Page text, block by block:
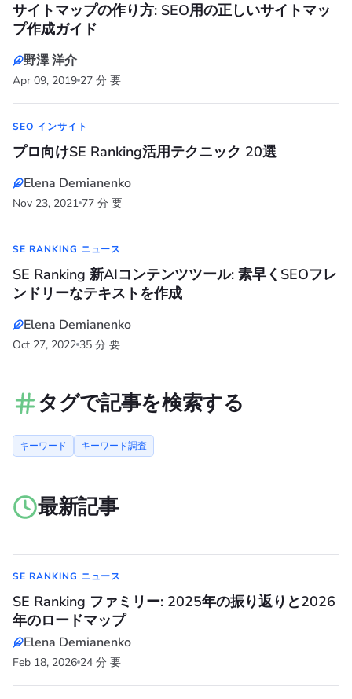
サイトマップの作り方: SEO用の正しいサイトマッ
プ作成ガイド
野澤 洋介
Apr 09, 2019 27 分 要
SEO インサイト
プロ向けSE Ranking活用テクニック 20選
Elena Demianenko
Nov 23, 2021 77 分 要
SE RANKING ニュース
SE Ranking 新AIコンテンツツール: 素早くSEOフレ
ンドリーなテキストを作成
Elena Demianenko
Oct 27, 2022 35 分 要
タグで記事を検索する
キーワード キーワード調査
最新記事
SE RANKING ニュース
SE Ranking ファミリー: 2025年の振り返りと2026
年のロードマップ
Elena Demianenko
Feb 18, 2026 24 分 要